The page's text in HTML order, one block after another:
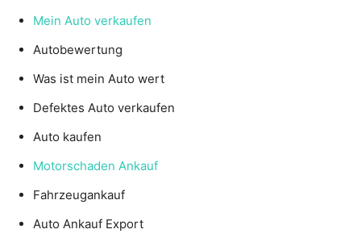
Mein Auto verkaufen
Autobewertung
Was ist mein Auto wert
Defektes Auto verkaufen
Auto kaufen
Motorschaden Ankauf
Fahrzeugankauf
Auto Ankauf Export